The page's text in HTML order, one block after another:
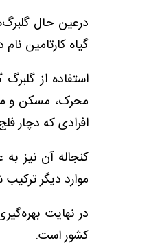
درعین حال
گیاه کارتامین
استفاده از
محرک، مسکن و
افرادی که دچار
کنجاله‌ آن نیز
موارد دیگر
در نهایت
کشور است.